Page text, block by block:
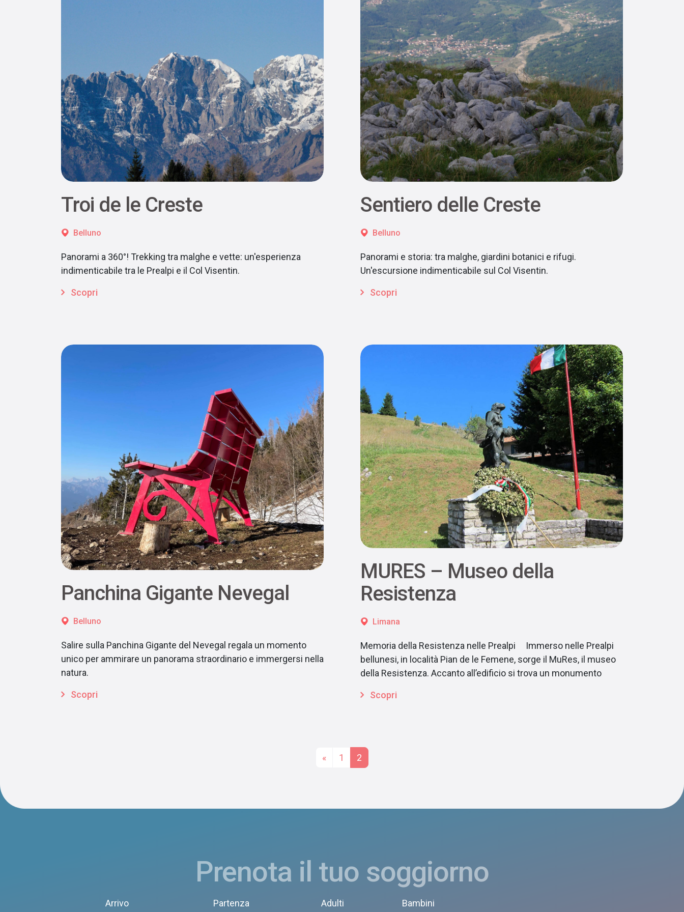
Troi de le Creste
Belluno
Panorami a 360°! Trekking tra malghe e vette: un'esperienza
indimenticabile tra le Prealpi e il Col Visentin.
Scopri
Sentiero delle Creste
Belluno
Panorami e storia: tra malghe, giardini botanici e rifugi.
Un'escursione indimenticabile sul Col Visentin.
Scopri
Panchina Gigante Nevegal
Belluno
Salire sulla Panchina Gigante del Nevegal regala un momento
unico per ammirare un panorama straordinario e immergersi nella
natura.
Scopri
MURES – Museo della
Resistenza
Limana
Memoria della Resistenza nelle Prealpi Immerso nelle Prealpi
bellunesi, in località Pian de le Femene, sorge il MuRes, il museo
della Resistenza. Accanto all’edificio si trova un monumento
Scopri
Posts navigation
« 1 2
Prenota il tuo soggiorno
Arrivo Partenza Adulti Bambini